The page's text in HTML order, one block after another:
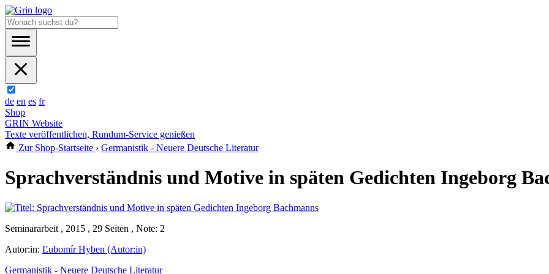
de en es fr
Shop
GRIN Website
Texte veröffentlichen, Rundum-Service genießen
Zur Shop-Startseite › Germanistik - Neuere Deutsche Literatur
Sprachverständnis und Motive in späten Gedichten Ingeborg
Seminararbeit , 2015 , 29 Seiten , Note: 2
Autor:in: Ľubomír Hyben (Autor:in)
Germanistik - Neuere Deutsche Literatur